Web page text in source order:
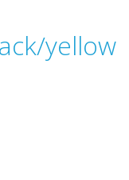
yellow